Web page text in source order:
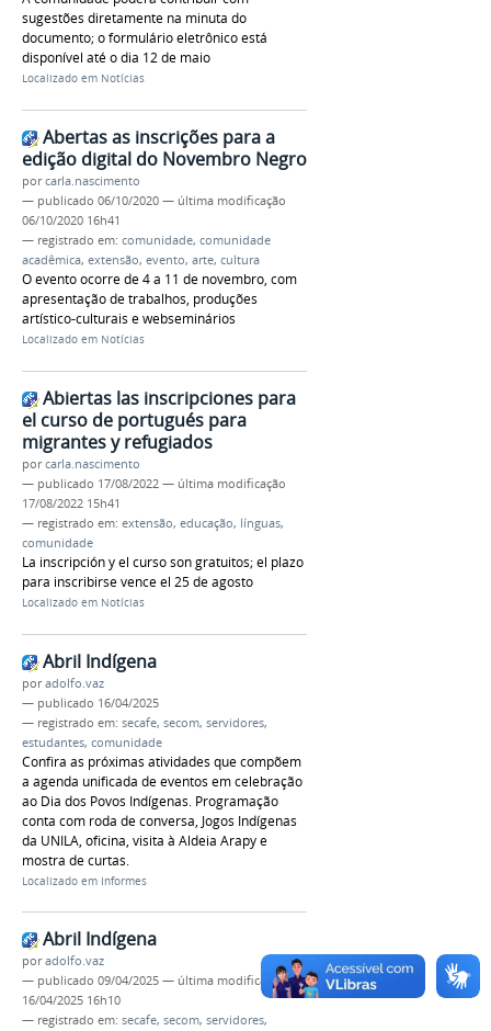
sugestões diretamente na minuta do
documento; o formulário eletrônico está
disponível até o dia 12 de maio
Localizado em Notícias
Abertas as inscrições para a
edição digital do Novembro Negro
porcarla.nascimento
— publicado 06/10/2020 — última modificação
06/10/2020 16h41
— registrado em: comunidade, comunidade
acadêmica, extensão, evento, arte, cultura
O evento ocorre de 4 a 11 de novembro, com
apresentação de trabalhos, produções
artístico-culturais e webseminários
Localizado em Notícias
Abiertas las inscripciones para
el curso de portugués para
migrantes y refugiados
porcarla.nascimento
— publicado 17/08/2022 — última modificação
17/08/2022 15h41
— registrado em: extensão, educação, línguas,
comunidade
La inscripción y el curso son gratuitos; el plazo
para inscribirse vence el 25 de agosto
Localizado em Notícias
Abril Indígena
poradolfo.vaz
— publicado 16/04/2025
— registrado em: secafe, secom, servidores,
estudantes, comunidade
Confira as próximas atividades que compõem
a agenda unificada de eventos em celebração
ao Dia dos Povos Indígenas. Programação
conta com roda de conversa, Jogos Indígenas
da UNILA, oficina, visita à Aldeia Arapy e
mostra de curtas.
Localizado em Informes
Abril Indígena
poradolfo.vaz
— publicado 09/04/2025 — última modificação
16/04/2025 16h10
— registrado em: secafe, secom, servidores,